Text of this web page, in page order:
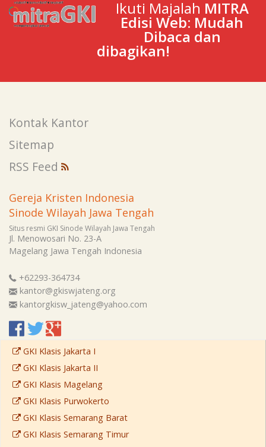
Ikuti Majalah MITRA
Edisi Web: Mudah
Dibaca dan
dibagikan!
Kontak Kantor
Sitemap
RSS Feed
Gereja Kristen Indonesia
Sinode Wilayah Jawa Tengah
Situs resmi GKI Sinode Wilayah Jawa Tengah
Jl. Menowosari No. 23-A
Magelang Jawa Tengah Indonesia
+62293-364734
kantor@gkiswjateng.org
kantorgkisw_jateng@yahoo.com
GKI Klasis Jakarta I
GKI Klasis Jakarta II
GKI Klasis Magelang
GKI Klasis Purwokerto
GKI Klasis Semarang Barat
GKI Klasis Semarang Timur